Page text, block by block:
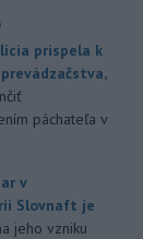
prispela k
páchateľa v
v
Slovnaft je
jeho vzniku